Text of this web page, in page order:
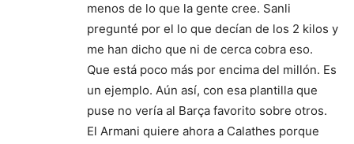
menos de lo que la gente cree. Sanli
pregunté por el lo que decían de los 2 kilos y
me han dicho que ni de cerca cobra eso.
Que está poco más por encima del millón. Es
un ejemplo. Aún así, con esa plantilla que
puse no vería al Barça favorito sobre otros.
El Armani quiere ahora a Calathes porque